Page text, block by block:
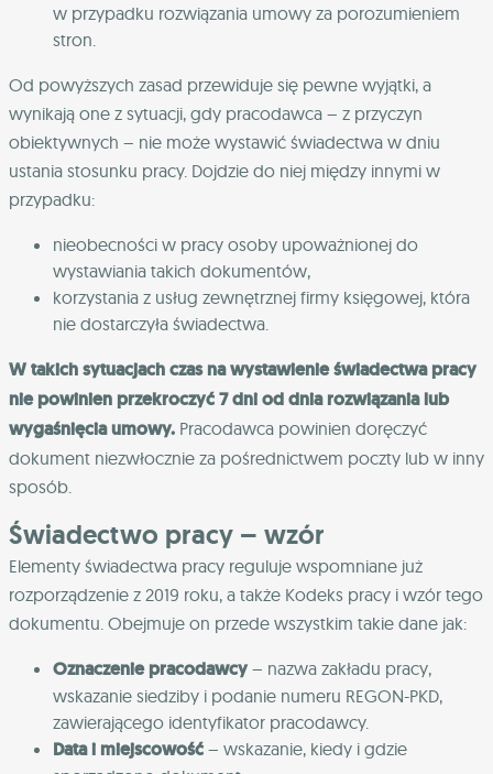
w przypadku rozwiązania umowy za porozumieniem
stron.
Od powyższych zasad przewiduje się pewne wyjątki, a
wynikają one z sytuacji, gdy pracodawca – z przyczyn
obiektywnych – nie może wystawić świadectwa w dniu
ustania stosunku pracy. Dojdzie do niej między innymi w
przypadku:
nieobecności w pracy osoby upoważnionej do
wystawiania takich dokumentów,
korzystania z usług zewnętrznej firmy księgowej, która
nie dostarczyła świadectwa.
W takich sytuacjach czas na wystawienie świadectwa pracy
nie powinien przekroczyć 7 dni od dnia rozwiązania lub
wygaśnięcia umowy. Pracodawca powinien doręczyć
dokument niezwłocznie za pośrednictwem poczty lub w inny
sposób.
Świadectwo pracy – wzór
Elementy świadectwa pracy reguluje wspomniane już
rozporządzenie z 2019 roku, a także Kodeks pracy i wzór tego
dokumentu. Obejmuje on przede wszystkim takie dane jak:
Oznaczenie pracodawcy – nazwa zakładu pracy,
wskazanie siedziby i podanie numeru REGON-PKD,
zawierającego identyfikator pracodawcy.
Data i miejscowość – wskazanie, kiedy i gdzie